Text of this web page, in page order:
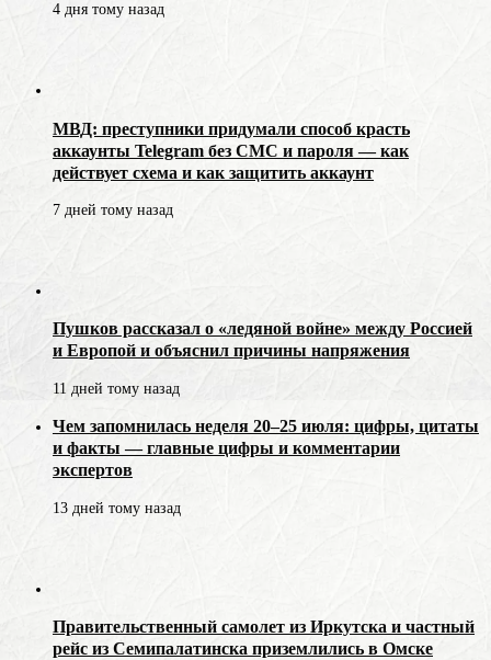
4 дня тому назад
МВД: преступники придумали способ красть
аккаунты Telegram без СМС и пароля — как
действует схема и как защитить аккаунт
7 дней тому назад
Пушков рассказал о «ледяной войне» между Россией
и Европой и объяснил причины напряжения
11 дней тому назад
Чем запомнилась неделя 20–25 июля: цифры, цитаты
и факты — главные цифры и комментарии
экспертов
13 дней тому назад
Правительственный самолет из Иркутска и частный
рейс из Семипалатинска приземлились в Омске